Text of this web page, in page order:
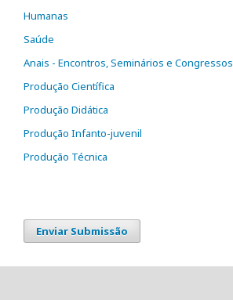
Humanas
Saúde
Anais - Encontros, Seminários e Congressos
Produção Científica
Produção Didática
Produção Infanto-juvenil
Produção Técnica
Enviar Submissão